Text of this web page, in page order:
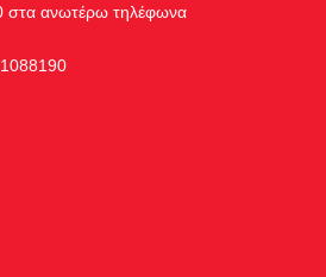
στα ανωτέρω τηλέφωνα